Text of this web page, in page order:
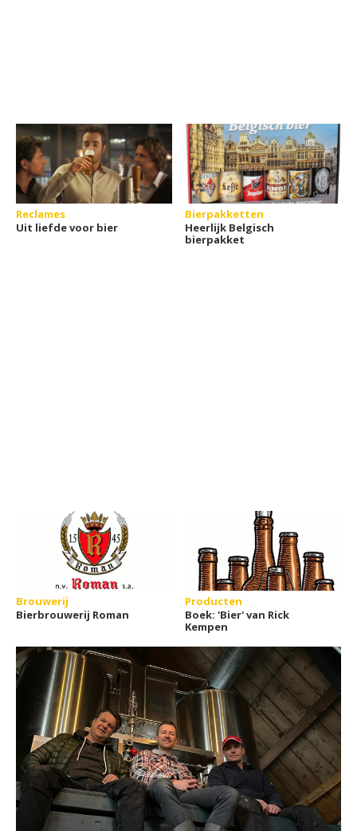
Reclames
Uit liefde voor bier
Bierpakketten
Heerlijk Belgisch
bierpakket
Brouwerij
Bierbrouwerij Roman
Producten
Boek: 'Bier' van Rick
Kempen